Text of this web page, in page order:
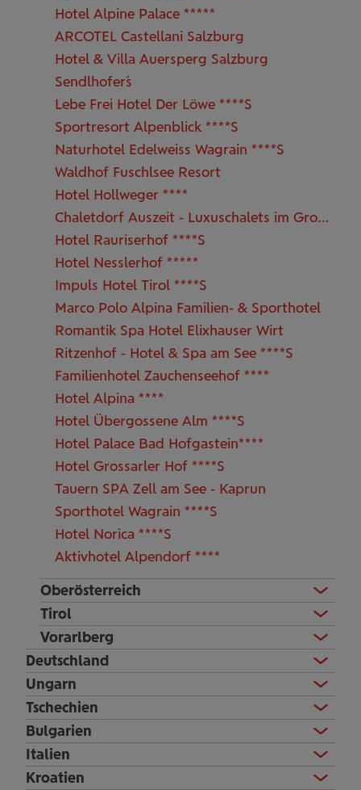
Hotel Alpine Palace *****
ARCOTEL Castellani Salzburg
Hotel & Villa Auersperg Salzburg
Sendlhofer´s
Lebe Frei Hotel Der Löwe ****S
Sportresort Alpenblick ****S
Naturhotel Edelweiss Wagrain ****S
Waldhof Fuschlsee Resort
Hotel Hollweger ****
Chaletdorf Auszeit - Luxuschalets im Großarltal
Hotel Rauriserhof ****S
Hotel Nesslerhof *****
Impuls Hotel Tirol ****S
Marco Polo Alpina Familien- & Sporthotel
Romantik Spa Hotel Elixhauser Wirt
Ritzenhof - Hotel & Spa am See ****S
Familienhotel Zauchenseehof ****
Hotel Alpina ****
Hotel Übergossene Alm ****S
Hotel Palace Bad Hofgastein****
Hotel Grossarler Hof ****S
Tauern SPA Zell am See - Kaprun
Sporthotel Wagrain ****S
Hotel Norica ****S
Aktivhotel Alpendorf ****
Oberösterreich
Tirol
Vorarlberg
Deutschland
Ungarn
Tschechien
Bulgarien
Italien
Kroatien